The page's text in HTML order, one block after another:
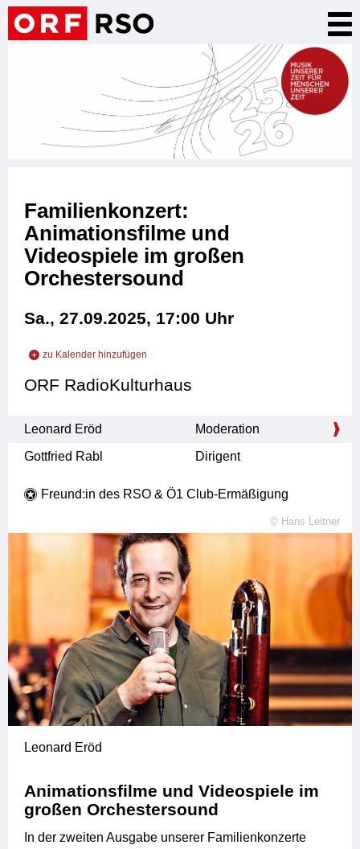
Direkt
zum
Familienkonzert:
Animationsfilme und
Videospiele im großen
Orchestersound
Sa., 27.09.2025, 17:00 Uhr
zu Kalender hinzufügen
zu Outlook hinzufügen
ORF RadioKulturhaus
Leonard Eröd
Moderation
Gottfried Rabl
Dirigent
Freund:in des RSO & Ö1 Club-Ermäßigung
© Hans Leitner
Leonard Eröd
Animationsfilme und Videospiele im
großen Orchestersound
In der zweiten Ausgabe unserer Familienkonzerte